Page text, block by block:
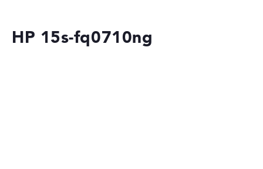
Deals
HP 15s-fq0710ng